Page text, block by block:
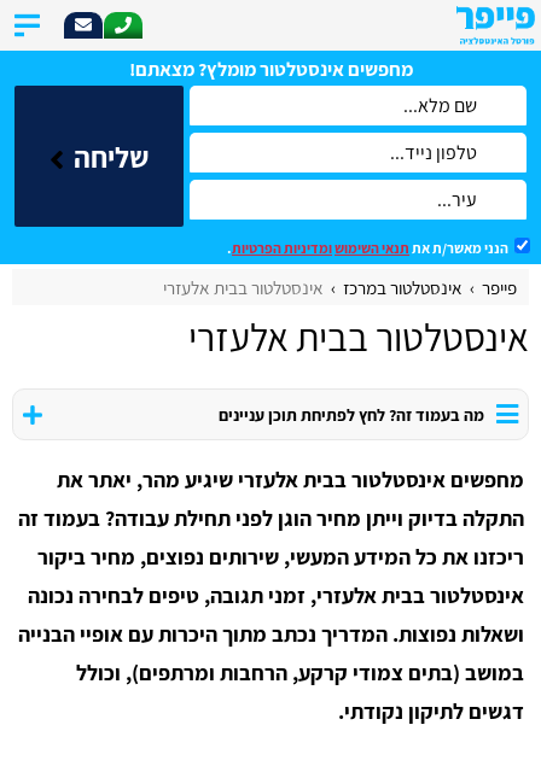
מחפשים אינסטלטור מומלץ? מצאתם!
שליחה
הנני מאשר/ת את תנאי השימושומדיניות הפרטיות.
פייפר אינסטלטור במרכז אינסטלטור בבית אלעזרי
אינסטלטור בבית אלעזרי
מה בעמוד זה? לחץ לפתיחת תוכן עניינים
מחפשים אינסטלטור בבית אלעזרי שיגיע מהר, יאתר את
התקלה בדיוק וייתן מחיר הוגן לפני תחילת עבודה? בעמוד זה
ריכזנו את כל המידע המעשי, שירותים נפוצים, מחיר ביקור
אינסטלטור בבית אלעזרי, זמני תגובה, טיפים לבחירה נכונה
ושאלות נפוצות. המדריך נכתב מתוך היכרות עם אופיי הבנייה
במושב (בתים צמודי קרקע, הרחבות ומרתפים), וכולל
דגשים לתיקון נקודתי.